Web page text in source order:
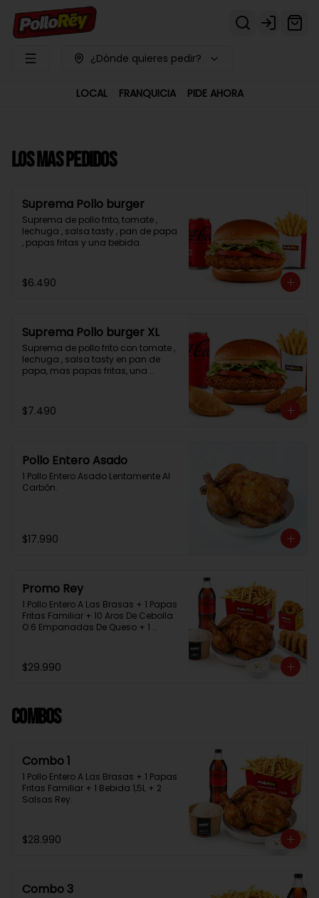
Login
¿Dónde quieres pedir?
LOCAL FRANQUICIA PIDE AHORA
LOS MAS PEDIDOS
Suprema Pollo burger
Suprema de pollo frito, tomate ,
lechuga , salsa tasty , pan de papa
, papas fritas y una bebida.
$6.490
Suprema Pollo burger XL
Suprema de pollo frito con tomate ,
lechuga , salsa tasty en pan de
papa, mas papas fritas, una
$7.490
Pollo Entero Asado
1 Pollo Entero Asado Lentamente Al
Carbón.
$17.990
Promo Rey
1 Pollo Entero A Las Brasas + 1 Papas
Fritas Familiar + 10 Aros De Cebolla
O 6 Empanadas De Queso + 1
$29.990
Combos
Combo 1
1 Pollo Entero A Las Brasas + 1 Papas
Fritas Familiar + 1 Bebida 1,5L + 2
Salsas Rey.
$28.990
Combo 3